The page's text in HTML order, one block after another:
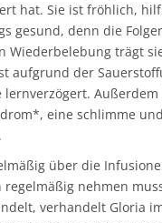
hat. Sie ist fröhlich,
gesund, denn die
Wiederbelebung trägt
aufgrund der
eine schlimme
über die
nehmen
verhandelt Gloria